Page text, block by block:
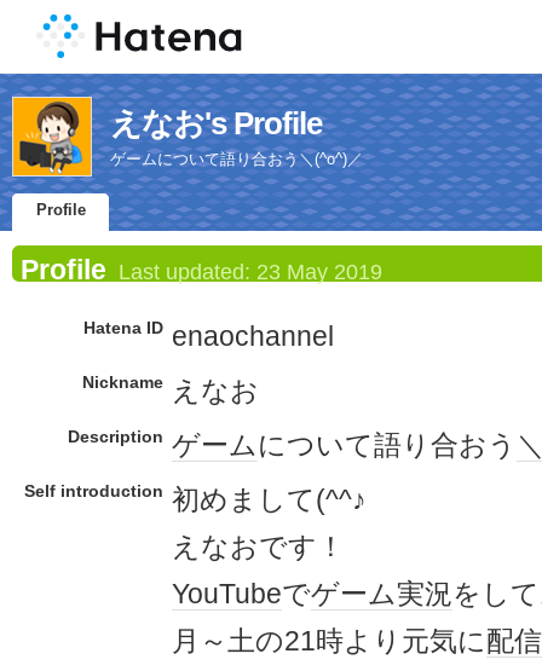
えなお's Profile
ゲームについて語り合おう＼(^o^)／
Profile
Profile Last updated: 23 May 2019
Hatena ID enaochannel
Nickname えなお
Description ゲームについて語り合おう
Self introduction 初めまして(^^♪
えなおです！
YouTubeでゲーム実況をし
月～土の21時より元気に配信